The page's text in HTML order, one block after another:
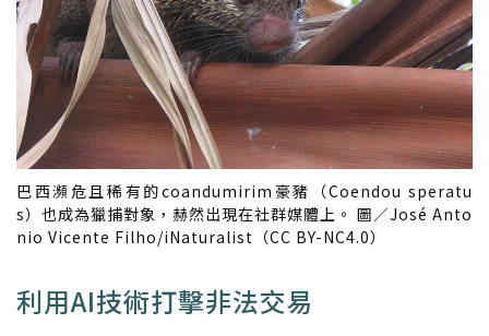
巴西瀕危且稀有的coandumirim豪豬（Coendou speratu
s）也成為獵捕對象，赫然出現在社群媒體上。 圖／José Anto
nio Vicente Filho/iNaturalist（CC BY-NC4.0）
利用AI技術打擊非法交易